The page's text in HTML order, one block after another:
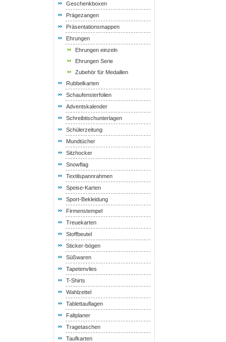
Geschenkboxen
Prägezangen
Präsentationsmappen
Ehrungen
Ehrungen einzeln
Ehrungen Serie
Zubehör für Medaillen
Rubbelkarten
Schaufensterfolien
Adventskalender
Schreibtischunterlagen
Schülerzeitung
Mundtücher
Sitzhocker
Snowflag
Textilspannrahmen
Speise-Karten
Sport-Bekleidung
Firmenstempel
Treuekarten
Stoffbeutel
Sticker-bögen
Süßwaren
Tapetenvlies
T-Shirts
Wahlzettel
Tablettauflagen
Faltplaner
Tragetaschen
Taufkarten